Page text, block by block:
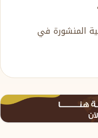
المنشورة في